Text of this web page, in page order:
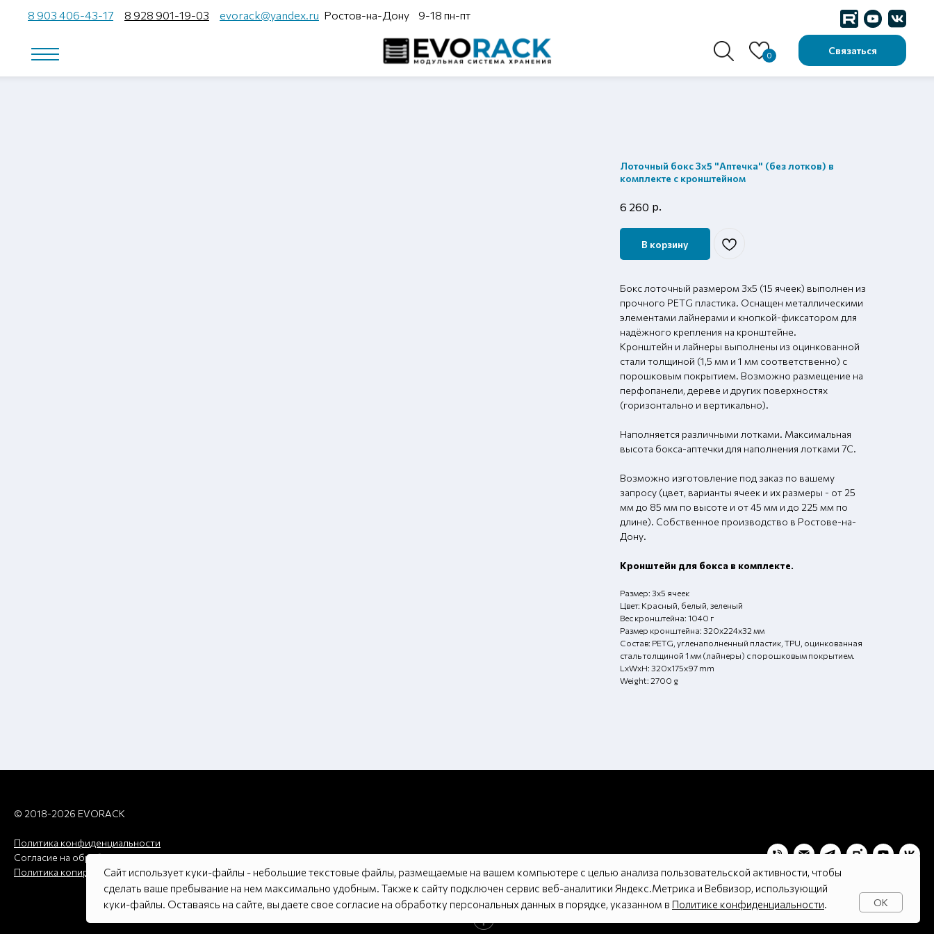
8 903 406-43-17
Связаться
Ростов-на-Дону
evorack@yandex.ru 9-18 пн-пт
8 928 901-19-03
0
Лоточный бокс 3х5 "Аптечка" (без лотков) в
комплекте с кронштейном
6 260 р.
В корзину
Бокс лоточный размером 3х5 (15 ячеек) выполнен из
прочного PETG пластика. Оснащен металлическими
элементами лайнерами и кнопкой-фиксатором для
надёжного крепления на кронштейне.
Кронштейн и лайнеры выполнены из оцинкованной
стали толщиной (1,5 мм и 1 мм соответственно) с
порошковым покрытием. Возможно размещение на
перфопанели, дереве и других поверхностях
(горизонтально и вертикально).
Наполняется различными лотками. Максимальная
высота бокса-аптечки для наполнения лотками 7С.
Возможно изготовление под заказ по вашему
запросу (цвет, варианты ячеек и их размеры - от 25
мм до 85 мм по высоте и от 45 мм и до 225 мм по
длине). Собственное производство в Ростове-на-
Дону.
Кронштейн для бокса в комплекте.
Размер: 3х5 ячеек
Цвет: Красный, белый, зеленый
Вес кронштейна: 1040 г
Размер кронштейна: 320х224х32 мм
Состав: PETG, угленаполненный пластик, TPU, оцинкованная
сталь толщиной 1 мм (лайнеры) с порошковым покрытием.
LxWxH: 320x175x97 mm
Weight: 2700 g
© 2018-2026 EVORACK
Политика конфиденциальности
Согласие на обработку пд
Политика копированияСайт использует куки-файлы - небольшие текстовые файлы, размещаемые на вашем компьютере с целью анализа пользовательской активности, чтобы
сделать ваше пребывание на нем максимально удобным. Также к сайту подключен сервис веб-аналитики Яндекс.Метрика и Вебвизор, использующий
куки-файлы. Оставаясь на сайте, вы даете свое согласие на обработку персональных данных в порядке, указанном в Политике конфиденциальности. OK